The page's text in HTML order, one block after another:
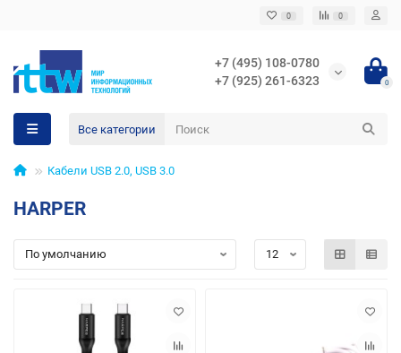
0 0
+7 (495) 108-0780
+7 (925) 261-6323
0
Все категории
Кабели USB 2.0, USB 3.0
HARPER